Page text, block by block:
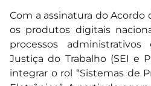
Com a assinatura do Acordo
os produtos digitais
processos
Justiça do Trabalho (SEI e
integrar o rol “Sistemas de